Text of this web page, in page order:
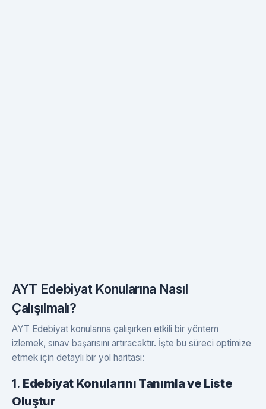
AYT Edebiyat Konularına Nasıl
Çalışılmalı?
AYT Edebiyat konularına çalışırken etkili bir yöntem
izlemek, sınav başarısını artıracaktır. İşte bu süreci optimize
etmek için detaylı bir yol haritası:
1. Edebiyat Konularını Tanımla ve Liste
Oluştur